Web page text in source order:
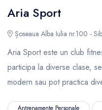
Aria Sport
Șoseaua Alba Iulia nr.100 -
Aria Sport este un club
participa la diverse clase,
modern sau pot practica
Antrenamente Personale